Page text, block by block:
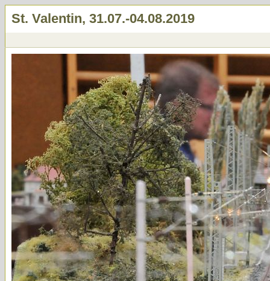
St. Valentin, 31.07.-04.08.2019